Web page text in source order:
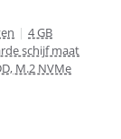
| 4 GB
schijf maat
M.2 NVMe